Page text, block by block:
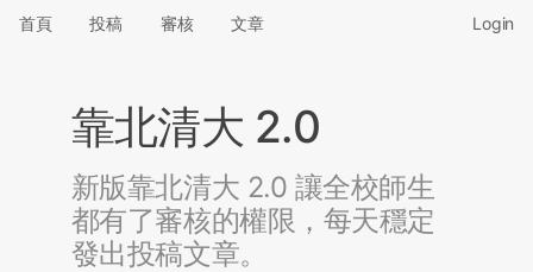
首頁 投稿 審核 文章 Login
靠北清大 2.0
新版靠北清大 2.0 讓全校師生
都有了審核的權限，每天穩定
發出投稿文章。